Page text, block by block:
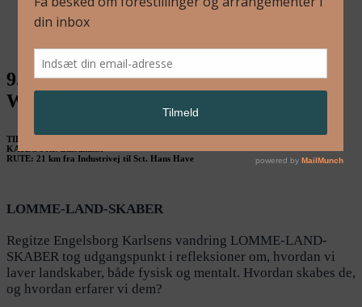
Dansk
9. sept.: Regitze Engelsborg Karlsen /
Walking Landscapes Roskilde
TID: 9. sept. kl. 06.00-18.00
KATEGORI: Billedkunst
RUTE: 21 km fra Industrivej til Sct. Hans Have
LOMME-LAND-SKABER
Regitze Engelsborg Karlsens vandring LOMME-LAND-
SKABER tog udgangspunkt i refleksioner om, hvordan vi
laver landskaber, både fysisk og mentalt. Hvordan skabes de,
og hvordan erfarer vi dem?